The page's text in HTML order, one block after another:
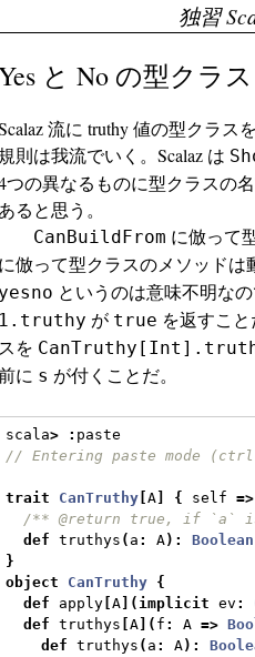
と No の型クラス
流に truthy 値の型クラ
規則は我流でいく。Scalaz は
つの異なるものに型クラスの
あると思う。
CanBuildFrom に倣って
に倣って型クラスのメソッドは
yesno というのは意味不明なの
1.truthy が true を返すこ
スを
に s が付くことだ。
scala> : paste
// Entering paste mode
trait CanTruthy [A { self =>
/** @return true, if `a`
def truthys ( a : A):
Boolean
}
object
CanTruthy {
def apply [A ](implicit ev :
def truthys [A ]( f : A =>
def truthys ( a : A):
独習